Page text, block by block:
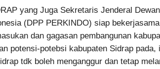
yang Juga Sekretaris Jenderal
(DPP PERKINDO) siap
dan gagasan pembangunan
potensi-potebsi kabupaten Sidrap
tdk boleh menganggur dan tetap